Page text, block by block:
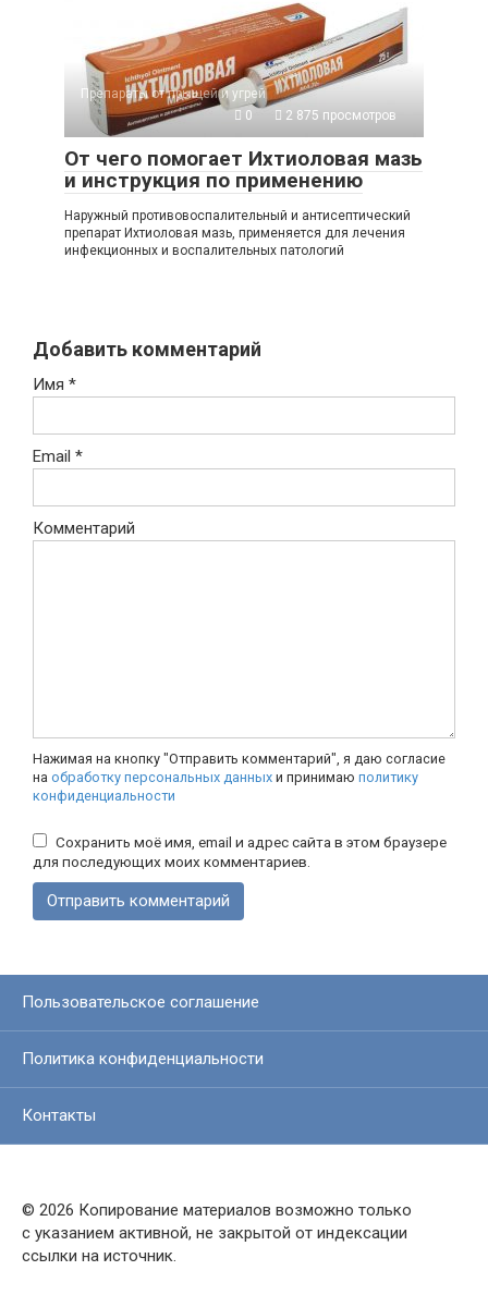
Препараты от прыщей и угрей
0
2 875 просмотров
От чего помогает Ихтиоловая мазь
и инструкция по применению
Наружный противовоспалительный и антисептический
препарат Ихтиоловая мазь, применяется для лечения
инфекционных и воспалительных патологий
Добавить комментарий
Имя *
Email *
Комментарий
Нажимая на кнопку "Отправить комментарий", я даю согласие
на обработку персональных данных и принимаю политику
конфиденциальности
Сохранить моё имя, email и адрес сайта в этом браузере
для последующих моих комментариев.
Пользовательское соглашение
Политика конфиденциальности
Контакты
© 2026 Копирование материалов возможно только
с указанием активной, не закрытой от индексации
ссылки на источник.